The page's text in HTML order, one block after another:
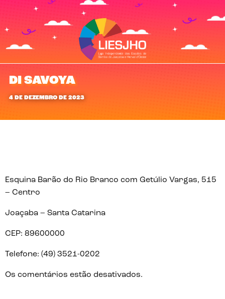
DI SAVOYA
4 DE DEZEMBRO DE 2023
Esquina Barão do Rio Branco com Getúlio Vargas, 515
– Centro
Joaçaba – Santa Catarina
CEP: 89600000
Telefone: (49) 3521-0202
Os comentários estão desativados.